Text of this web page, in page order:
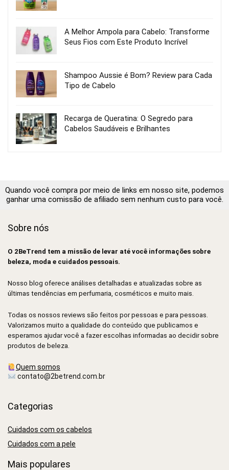
A Melhor Ampola para Cabelo: Transforme
Seus Fios com Este Produto Incrível
Shampoo Aussie é Bom? Review para Cada
Tipo de Cabelo
Recarga de Queratina: O Segredo para
Cabelos Saudáveis e Brilhantes
Quando você compra por meio de links em nosso site, podemos
ganhar uma comissão de afiliado sem nenhum custo para você.
Sobre nós
O 2BeTrend tem a missão de levar até você informações sobre
beleza, moda e cuidados pessoais.
Nosso blog oferece análises detalhadas e atualizadas sobre as
últimas tendências em perfumaria, cosméticos e muito mais.
Todas os nossos reviews são feitos por pessoas e para pessoas.
Valorizamos muito a qualidade do conteúdo que publicamos e
esperamos ajudar você a fazer escolhas informadas ao decidir sobre
produtos de beleza.
Quem somos
contato@2betrend.com.br
Categorias
Cuidados com os cabelos
Cuidados com a pele
Mais populares